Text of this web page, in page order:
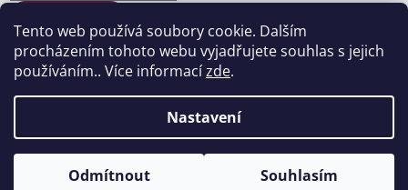
Tento web používá soubory cookie. Dalším
procházením tohoto webu vyjadřujete souhlas s jejich
používáním.. Více informacízde.
Nastavení
Odmítnout Souhlasím
Nová registrace Zapomenuté heslo
Vytvořil Shoptet|Upravila Shopea.cz
Copyright 2026Jalimpex . Všechna práva vyhrazena.